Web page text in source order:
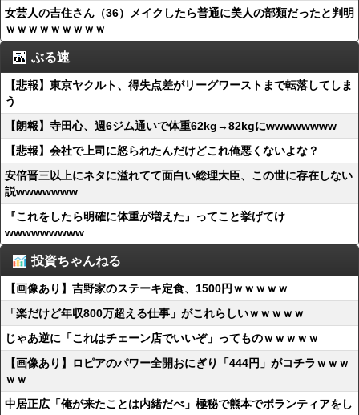
女芸人の吉住さん（36）メイクしたら普通に美人の部類だったと判明
ｗｗｗｗｗｗｗｗｗ
ぶる速
【悲報】東京ヤクルト、得失点差がリーグワーストまで転落してしま
う
【朗報】寺田心、週6ジム通いで体重62kg→82kgにwwwwwwww
【悲報】会社で上司に怒られたんだけどこれ俺悪くないよな？
安倍晋三以上にネタに溢れてて面白い総理大臣、この世に存在しない
説wwwwwww
『これをしたら明確に体重が増えた』ってこと挙げてけ
wwwwwwwww
投資ちゃんねる
【画像あり】吉野家のステーキ定食、1500円ｗｗｗｗｗ
「楽だけど年収800万超える仕事」がこれらしいｗｗｗｗｗ
じゃあ逆に「これはチェーン店でいいぞ」ってものｗｗｗｗｗ
【画像あり】ロピアのパワー全開おにぎり「444円」がコチラｗｗｗ
ｗｗ
中居正広「俺が来たことは内緒だべ」極秘で熊本でボランティアをし